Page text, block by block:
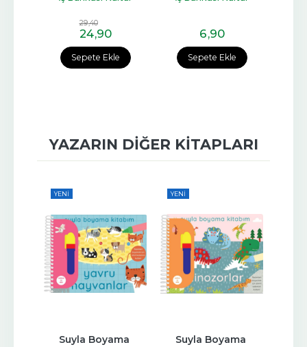
Sepete Ekle
29,40
24,90
Sepete Ekle
6,90
YAZARIN DIĞER KITAPLARI
YENI
Suyla Boyama
YENI
Suyla Boyama